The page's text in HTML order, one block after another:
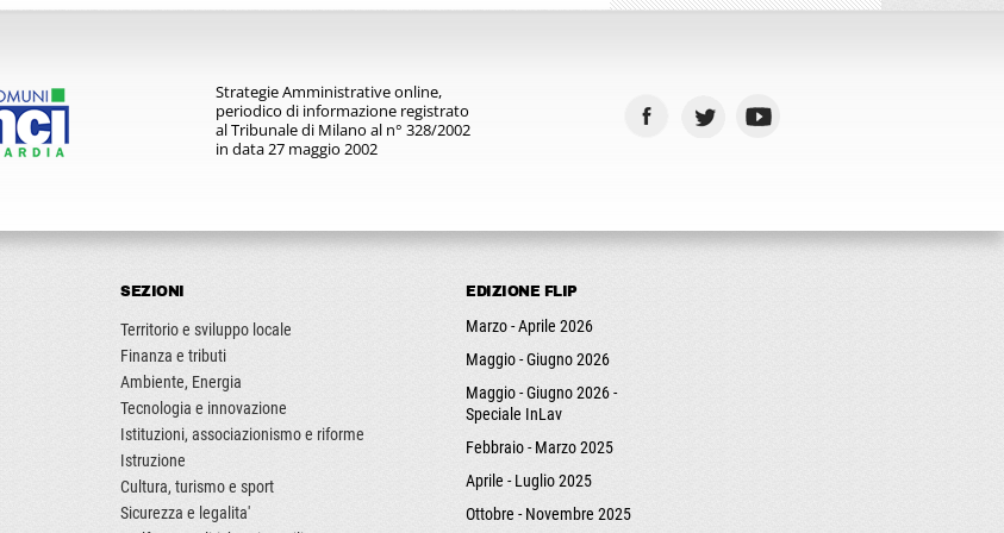
Strategie Amministrative online,
periodico di informazione registrato
al Tribunale di Milano al n° 328/2002
in data 27 maggio 2002
SEZIONI
Territorio e sviluppo locale
Finanza e tributi
Ambiente, Energia
Tecnologia e innovazione
Istituzioni, associazionismo e riforme
Istruzione
Cultura, turismo e sport
Sicurezza e legalita'
EDIZIONE FLIP
Marzo - Aprile 2026
Maggio - Giugno 2026
Maggio - Giugno 2026 -
Speciale InLav
Febbraio - Marzo 2025
Aprile - Luglio 2025
Ottobre - Novembre 2025